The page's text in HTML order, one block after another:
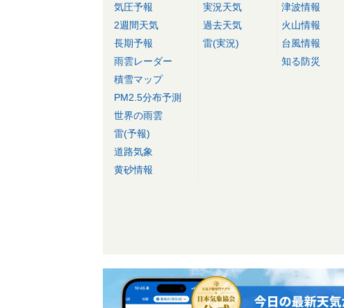
気圧予報
2週間天気
長期予報
雨雲レーダー
積雪マップ
PM2.5分布予測
世界の雨雲
雷(予報)
道路気象
黄砂情報
実況天気
過去天気
雷(実況)
津波情報
火山情報
台風情報
知る防災